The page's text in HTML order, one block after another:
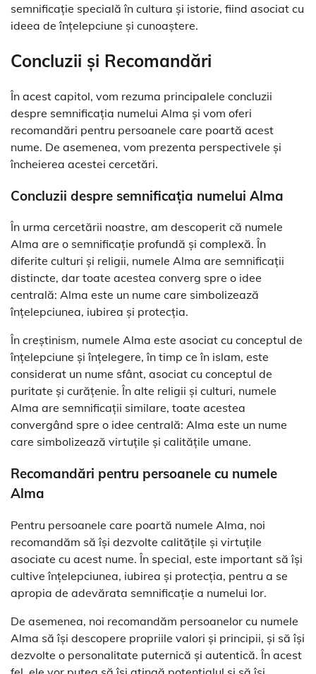
semnificație specială în cultura și istorie, fiind asociat cu
ideea de înțelepciune și cunoaștere.
Concluzii și Recomandări
În acest capitol, vom rezuma principalele concluzii
despre semnificația numelui Alma și vom oferi
recomandări pentru persoanele care poartă acest
nume. De asemenea, vom prezenta perspectivele și
încheierea acestei cercetări.
Concluzii despre semnificația numelui Alma
În urma cercetării noastre, am descoperit că numele
Alma are o semnificație profundă și complexă. În
diferite culturi și religii, numele Alma are semnificații
distincte, dar toate acestea converg spre o idee
centrală: Alma este un nume care simbolizează
înțelepciunea, iubirea și protecția.
În creștinism, numele Alma este asociat cu conceptul de
înțelepciune și înțelegere, în timp ce în islam, este
considerat un nume sfânt, asociat cu conceptul de
puritate și curățenie. În alte religii și culturi, numele
Alma are semnificații similare, toate acestea
convergând spre o idee centrală: Alma este un nume
care simbolizează virtuțile și calitățile umane.
Recomandări pentru persoanele cu numele
Alma
Pentru persoanele care poartă numele Alma, noi
recomandăm să își dezvolte calitățile și virtuțile
asociate cu acest nume. În special, este important să își
cultive înțelepciunea, iubirea și protecția, pentru a se
apropia de adevărata semnificație a numelui lor.
De asemenea, noi recomandăm persoanelor cu numele
Alma să își descopere propriile valori și principii, și să își
dezvolte o personalitate puternică și autentică. În acest